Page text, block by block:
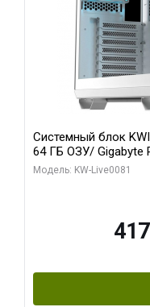
Системный блок
64 ГБ ОЗУ/ Gigabyte
16GB GDDR7 256bit/ 1
Модель: KW-Live0081